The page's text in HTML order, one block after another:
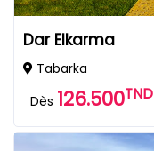
Dar Elkarma
Tabarka
Dès 126.500TND